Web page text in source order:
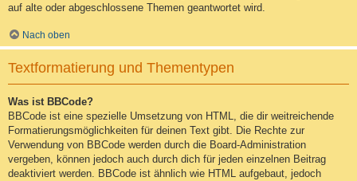
auf alte oder abgeschlossene Themen geantwortet wird.
Nach oben
Textformatierung und Thementypen
Was ist BBCode?
BBCode ist eine spezielle Umsetzung von HTML, die dir weitreichende
Formatierungsmöglichkeiten für deinen Text gibt. Die Rechte zur
Verwendung von BBCode werden durch die Board-Administration
vergeben, können jedoch auch durch dich für jeden einzelnen Beitrag
deaktiviert werden. BBCode ist ähnlich wie HTML aufgebaut, jedoch